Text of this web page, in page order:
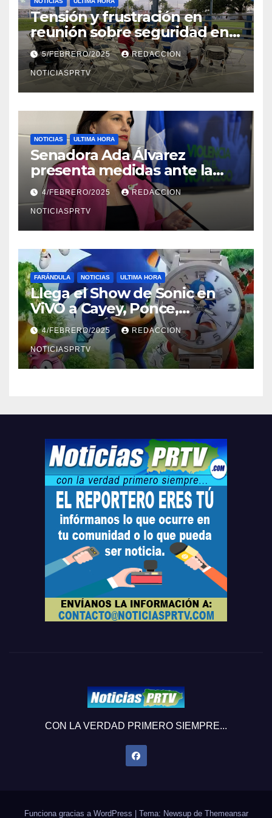
Tensión y frustración en
reunión sobre seguridad en
Reparto Metropolitano
5/FEBRERO/2025 REDACCION
NOTICIASPRTV
NOTICIAS ULTIMA HORA
Senadora Ada Álvarez
presenta medidas ante la
violencia en el noviazgo
4/FEBRERO/2025 REDACCION
NOTICIASPRTV
FARÁNDULA NOTICIAS ULTIMA HORA
Llega el Show de Sonic en
ViVO a Cayey, Ponce,
Barceloneta y Humacao,
Relojes gratis para el que
compre ahora….
4/FEBRERO/2025 REDACCION
NOTICIASPRTV
CON LA VERDAD PRIMERO SIEMPRE...
Funciona gracias a WordPress | Tema: Newsup de Themeansar